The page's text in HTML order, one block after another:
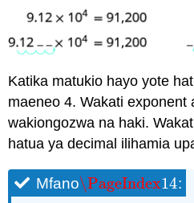
Katika matukio hayo yote
maeneo 4. Wakati exponent
wakiongozwa na haki.
hatua ya decimal ilihamia
Mfano\PageIndex14
\PageIndex14: